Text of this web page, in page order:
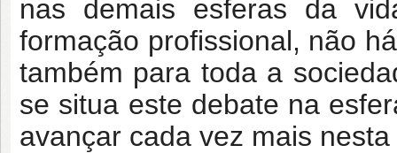
nas demais esferas da
formação profissional, não
também para toda a
se situa este debate na
avançar cada vez mais